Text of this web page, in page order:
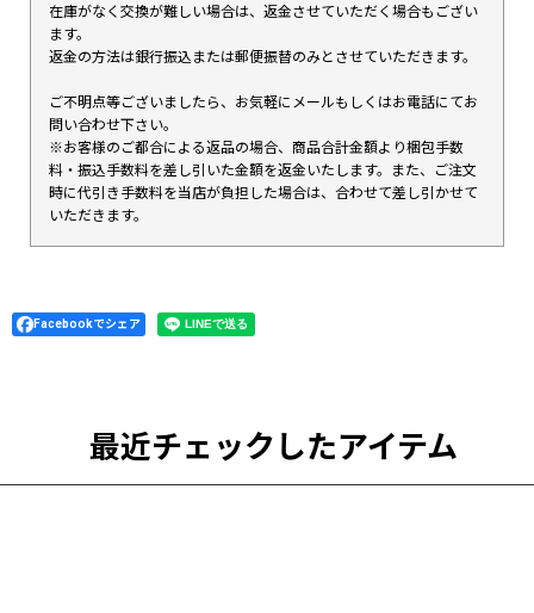
在庫がなく交換が難しい場合は、返金させていただく場合もござい
ます。
返金の方法は銀行振込または郵便振替のみとさせていただきます。
ご不明点等ございましたら、お気軽にメールもしくはお電話にてお
問い合わせ下さい。
※お客様のご都合による返品の場合、商品合計金額より梱包手数
料・振込手数料を差し引いた金額を返金いたします。また、ご注文
時に代引き手数料を当店が負担した場合は、合わせて差し引かせて
いただきます。
Facebookでシェア
最近チェックしたアイテム